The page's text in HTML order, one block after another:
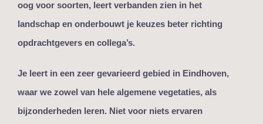
oog voor soorten, leert verbanden zien in het
landschap en onderbouwt je keuzes beter richting
opdrachtgevers en collega’s.
Je leert in een zeer gevarieerd gebied in Eindhoven,
waar we zowel van hele algemene vegetaties, als
bijzonderheden leren. Niet voor niets ervaren